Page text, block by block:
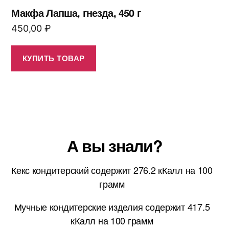
Макфа Лапша, гнезда, 450 г
450,00 ₽
КУПИТЬ ТОВАР
А вы знали?
Кекс кондитерский содержит 276.2 кКалл на 100
грамм
Мучные кондитерские изделия содержит 417.5
кКалл на 100 грамм